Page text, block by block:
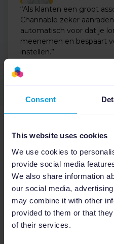
Consent
This website uses cookies
We use cookies to
provide social media
We also share information
our social media,
may combine it with other
provided to them or that
of their services.
“Als klanten een groot
Channable zeker
automatisch voor dat je
meenemen en bespaart
instellen.”
Vertrouwd
Google4.6
G24.5